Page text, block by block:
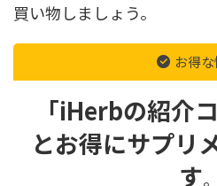
買い物しましょう。
お得
「iHerbの紹介
とお得にサプリ
す。